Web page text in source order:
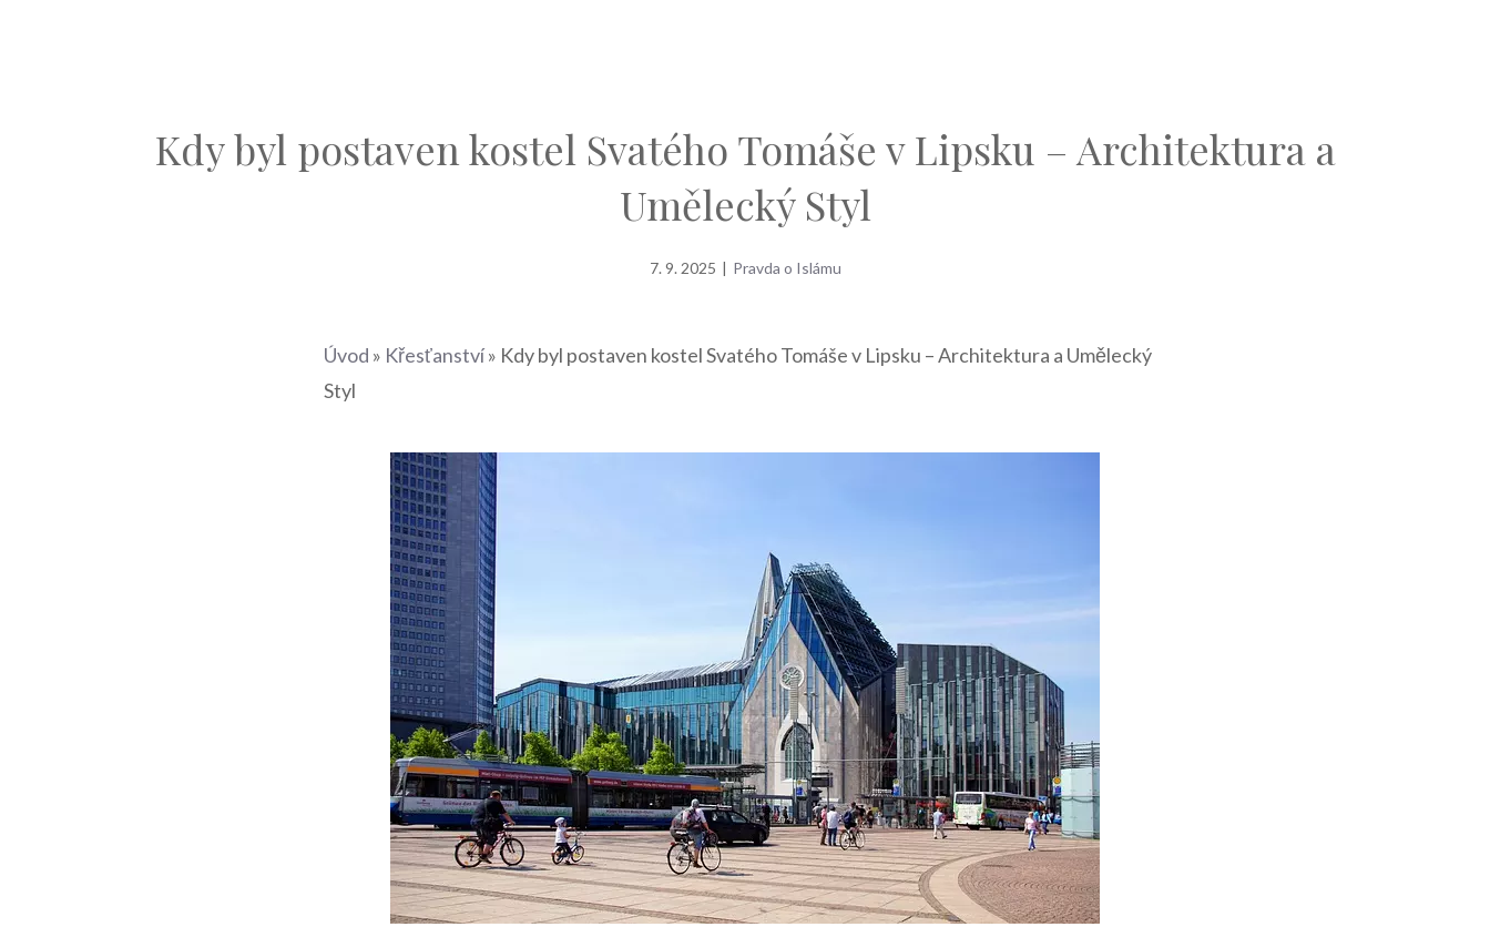
Kdy byl postaven kostel Svatého Tomáše v Lipsku – Architektura a
Umělecký Styl
7. 9. 2025 | Pravda o Islámu
Úvod » Křesťanství» Kdy byl postaven kostel Svatého Tomáše v Lipsku – Architektura a Umělecký
Styl